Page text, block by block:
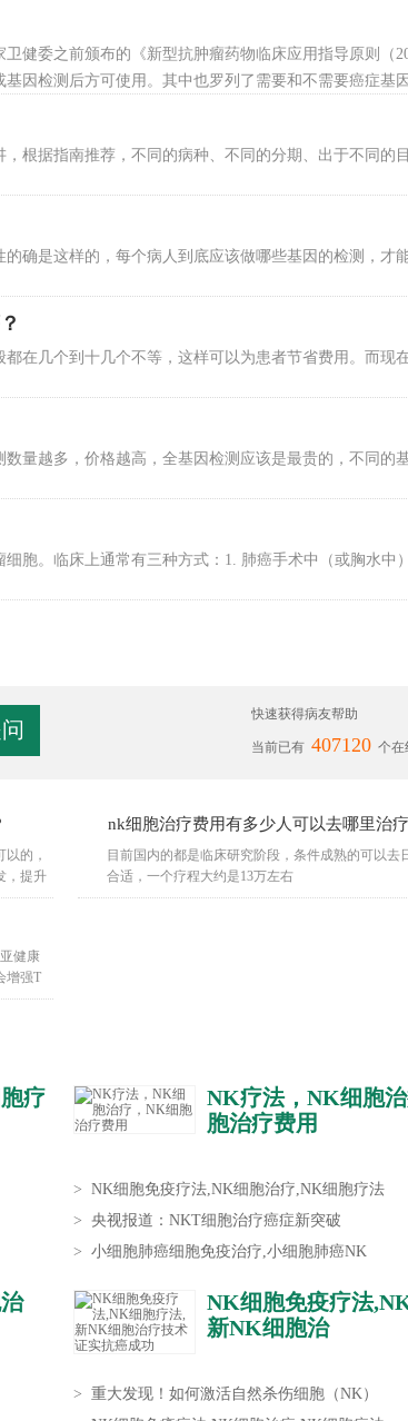
瘤临床基因检测：主要包括化疗、靶向及免疫等药物。
健委之前颁布的《新型抗肿瘤药物临床应用指导原则（
因检测后方可使用。其中也罗列了需要和不需要癌症基
药和不需检测的靶向药一览表
根据指南推荐，不同的病种、不同的分期、出于不同的
确是这样的，每个病人到底应该做哪些基因的检测，才
在几个到十几个不等，这样可以为患者节省费用。而现
量越多，价格越高，全基因检测应该是最贵的，不同的
胞。临床上通常有三种方式：1. 肺癌手术中（或胸水中
快速获得病友帮助
当前已有 407120 个在
的，
，提升
nk细胞治疗费用有多少人可以去哪里治
目前国内的都是临床研究阶段，条件成熟的可以去
合适，一个疗程大约是13万左右
健康
增强T
疗
NK疗法，NK细胞
胞治疗费用
> NK细胞免疫疗法,NK细胞治疗,NK细胞疗法
> 央视报道：NKT细胞治疗癌症新突破
> 小细胞肺癌细胞免疫治疗,小细胞肺癌NK
NK细胞免疫疗法
新NK细胞治
> 重大发现！如何激活自然杀伤细胞（NK）